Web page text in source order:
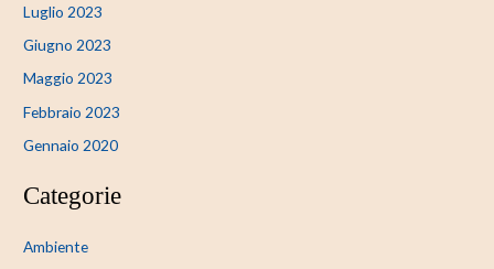
Luglio 2023
Giugno 2023
Maggio 2023
Febbraio 2023
Gennaio 2020
Categorie
Ambiente